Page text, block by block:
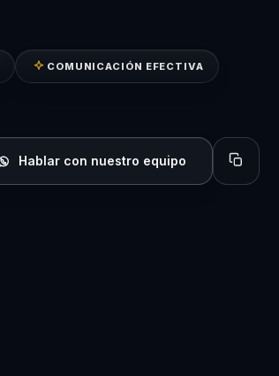
COMUNICACIÓN EFECTIVA
Hablar con nuestro equipo Copiar